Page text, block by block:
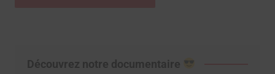
Découvrez notre documentaire